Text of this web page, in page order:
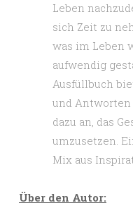
Leben
sich Zeit zu
was im Leben
aufwendig
Ausfüllbuch
und Antworten
dazu an, das
umzusetzen.
Mix aus
Über den Autor: